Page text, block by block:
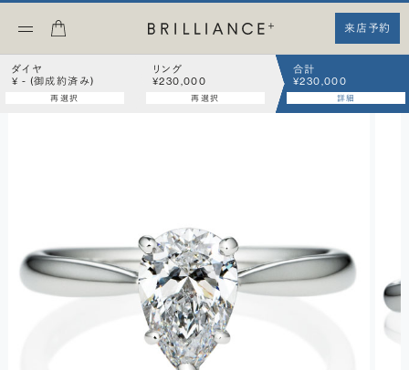
来店予約
ダイヤ
¥ - (御成約済み)
再選択
リング
¥230,000
再選択
合計
¥230,000
詳細